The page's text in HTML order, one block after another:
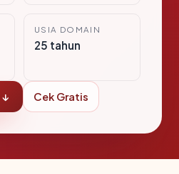
USIA DOMAIN
25 tahun
↓ Cek Gratis